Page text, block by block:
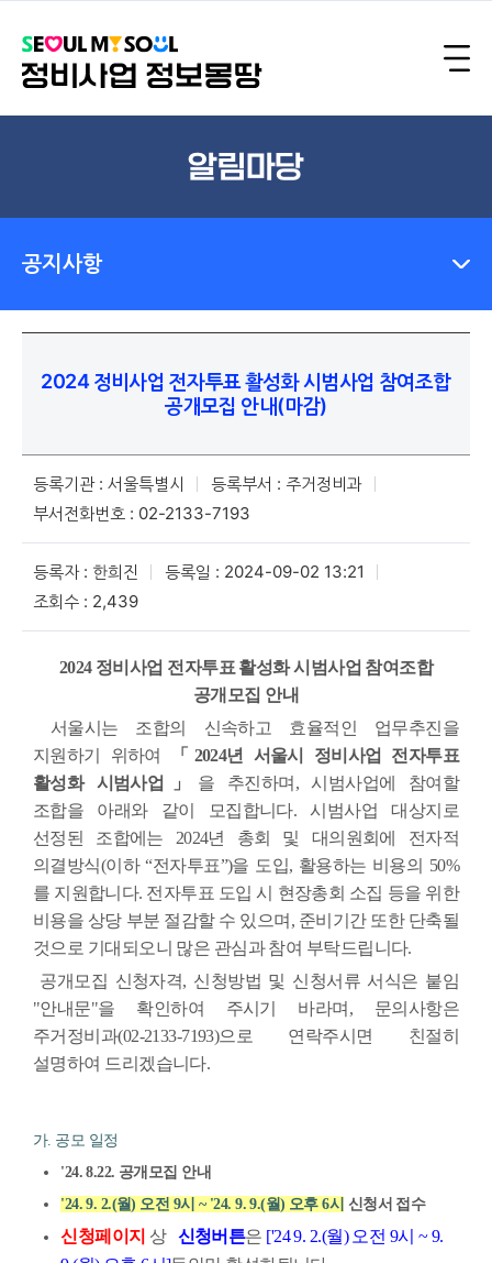
알림마당
공지사항
2024 정비사업 전자투표 활성화 시범사업 참여조합
공개모집 안내(마감)
등록기관 : 서울특별시
등록부서 : 주거정비과
부서전화번호 : 02-2133-7193
등록자 : 한희진
등록일 : 2024-09-02 13:21
조회수 : 2,439
2024 정비사업 전자투표 활성화 시범사업 참여조합
공개모집 안내
서울시는 조합의 신속하고 효율적인 업무추진을
지원하기 위하여
「 2024년 서울시 정비사업 전자투표
활성화 시범사업
」 을 추진하며, 시범사업에 참여할
조합을 아래와 같이 모집합니다. 시범사업 대상지로
선정된 조합에는 2024년 총회 및 대의원회에 전자적
의결방식(이하 “전자투표”)을 도입, 활용하는 비용의 50%
를 지원합니다. 전자투표 도입 시 현장총회 소집 등을 위한
비용을 상당 부분 절감할 수 있으며, 준비기간 또한 단축될
것으로 기대되오니 많은 관심과 참여 부탁드립니다.
공개모집 신청자격, 신청방법 및 신청서류 서식은 붙임
"안내문"을 확인하여 주시기 바라며, 문의사항은
주거정비과(02-2133-7193)으로 연락주시면 친절히
설명하여 드리겠습니다.
가. 공모 일정
'24. 8.22. 공개모집 안내
'24. 9. 2.(월) 오전 9시 ~ '24. 9. 9.(월) 오후 6시 신청서 접수
신청페이지 상 신청버튼은 ['24 9. 2.(월) 오전 9시 ~ 9.